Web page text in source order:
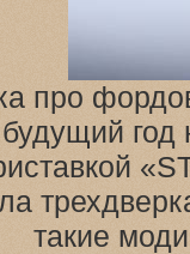
про
год
такие